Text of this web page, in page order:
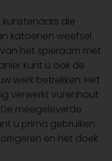
die
katoenen weefsel.
het spieraam met
kunt u ook de
werk betrekken. Het
verwerkt vurenhout
meegeleverde
u prima gebruiken
en het doek